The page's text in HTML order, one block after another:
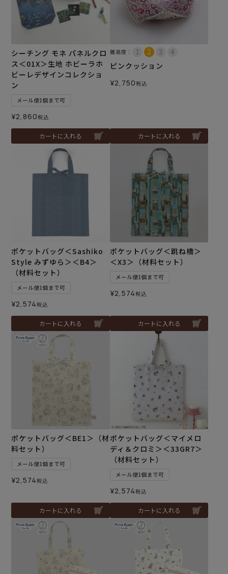
シーチング モネ パネルクロ
ス＜01X＞生地 ホビーラホ
ビーレデザインコレクショ
ン
メール便1個まで可
¥2,860税込
カートに入れる
難易度：
ピンクッション
¥2,750税込
カートに入れる
ポケットバッグ＜Sashiko
Style みずゆら＞＜B4＞
（材料セット）
メール便1個まで可
¥2,574税込
カートに入れる
ポケットバッグ＜跳ね橋＞
＜X3＞（材料セット）
メール便1個まで可
¥2,574税込
カートに入れる
ポケットバッグ＜BE1＞（材
料セット）
メール便1個まで可
¥2,574税込
カートに入れる
ポケットバッグ＜マイメロ
ディ＆クロミ＞＜33GR7＞
（材料セット）
メール便1個まで可
¥2,574税込
カートに入れる